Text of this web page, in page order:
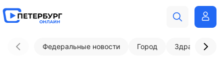
Федеральные новости Город